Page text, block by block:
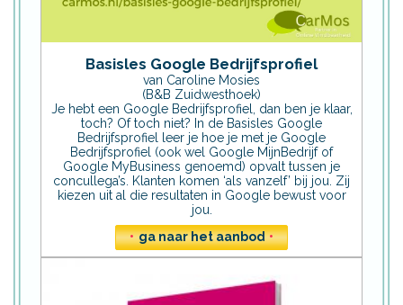
Basisles Google Bedrijfsprofiel
van Caroline Mosies
(B&B Zuidwesthoek)
Je hebt een Google Bedrijfsprofiel, dan ben je klaar,
toch? Of toch niet? In de Basisles Google
Bedrijfsprofiel leer je hoe je met je Google
Bedrijfsprofiel (ook wel Google MijnBedrijf of
Google MyBusiness genoemd) opvalt tussen je
concullega’s. Klanten komen ‘als vanzelf’ bij jou. Zij
kiezen uit al die resultaten in Google bewust voor
jou.
• ga naar het aanbod •